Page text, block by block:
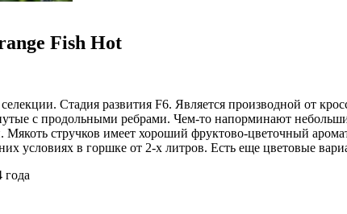
Fish Hot
Стадия развития F6. Является производной от
с продольными ребрами. Чем-то напорминают
Мякоть стручков имеет хороший фруктово-цветочный
условиях в горшке от 2-х литров. Есть еще цветовые
года